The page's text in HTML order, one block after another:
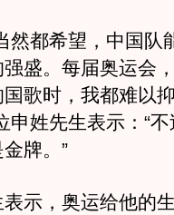
都希望，中国队
盛。每届奥运会
歌时，我都难以
申姓先生表示：“
牌。”
，奥运给他的生